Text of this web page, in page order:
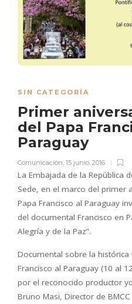
SIN CATEGORÍA
Primer
del Papa
Paraguay
Comunicación 15 junio, 2016
La Embajada de la República
Sede, en el marco del primer
Papa Francisco al Paraguay
del documental Francisco en
Alegría y de la Paz”.
Documental sobre la histórica
Francisco al Paraguay (10 al
por el reconocido productor y
Bruno Masi, Director de